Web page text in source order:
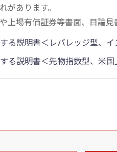
があります。
上場有価証券等書面、目論見
る説明書＜レバレッジ型、
る説明書＜先物指数型、米